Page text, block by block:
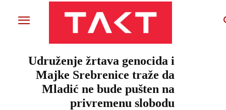
Udruženje žrtava genocida i
Majke Srebrenice traže da
Mladić ne bude pušten na
privremenu slobodu